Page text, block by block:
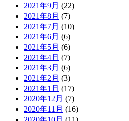
2021年9月 (22)
2021年8月 (7)
2021年7月 (10)
2021年6月 (6)
2021年5月 (6)
2021年4月 (7)
2021年3月 (6)
2021年2月 (3)
2021年1月 (17)
2020年12月 (7)
2020年11月 (16)
2020年10月 (11)